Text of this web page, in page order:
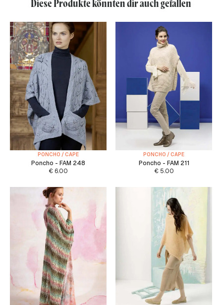
Diese Produkte könnten dir auch gefallen
PONCHO / CAPE
Poncho - FAM 248
€ 6.00
PONCHO / CAPE
Poncho - FAM 211
€5.00